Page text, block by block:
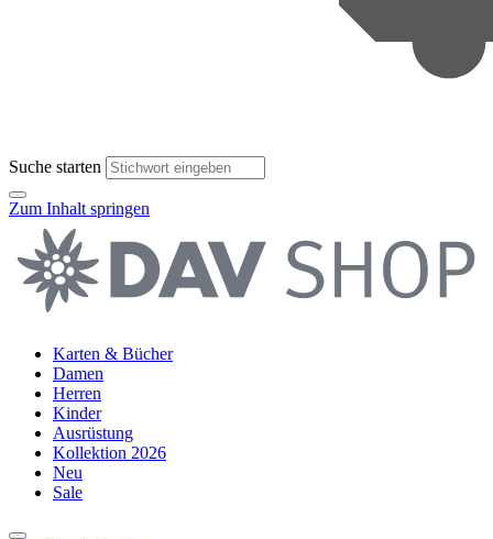
Suche starten
Zum Inhalt springen
Karten & Bücher
Damen
Herren
Kinder
Ausrüstung
Kollektion 2026
Neu
Sale